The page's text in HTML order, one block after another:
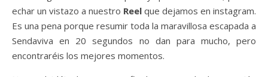
echar un vistazo a nuestro Reel que dejamos en instagram.
Es una pena porque resumir toda la maravillosa escapada a
Sendaviva en 20 segundos no dan para mucho, pero
encontraréis los mejores momentos.